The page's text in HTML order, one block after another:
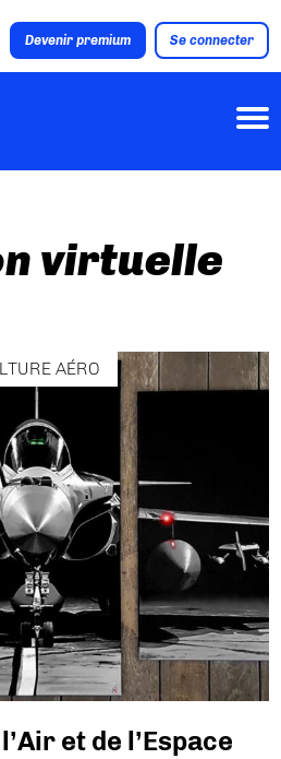
Devenir premium Se connecter
virtuelle
AÉRO
et de l’Espace